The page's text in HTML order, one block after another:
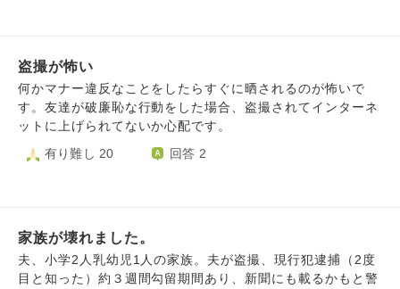
回ともバイク乗ってる時に盗撮して捕まってんの？矛盾して
ない？って思ってしまいます。正直に性癖だって言えなくて
ストレスって誤魔化しているんだろうなとは思っています
が…。 本当はスマホのカメラを潰してほしいと思ってます
ない、でもバイクには乗りたい、そう言う感じで自分勝手す
張っていくのは簡単なことではないと思っています。どう伝
えたら私の気持ちは理解してもらえるんでしょうか。
盗撮が怖い
何かマナー違反なことをしたらすぐに晒されるのが怖いで
す。友達が破廉恥な行動をした場合、盗撮されてインターネ
ットに上げられてないか心配です。
有り難し 20
回答 2
家族が壊れました。
夫、小学2人乳幼児1人の家族。夫が盗撮、現行犯逮捕（2度
目と知った）約３週間勾留期間あり、新聞にも載るかもと警